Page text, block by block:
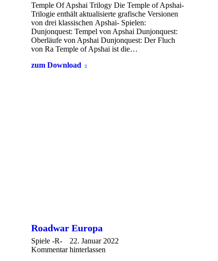
Temple Of Apshai Trilogy Die Temple of Apshai-
Trilogie enthält aktualisierte grafische Versionen
von drei klassischen Apshai- Spielen:
Dunjonquest: Tempel von Apshai Dunjonquest:
Oberläufe von Apshai Dunjonquest: Der Fluch
von Ra Temple of Apshai ist die…
zum Download
Roadwar Europa
Spiele -R-
22. Januar 2022
Kommentar hinterlassen